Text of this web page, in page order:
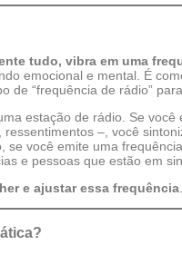
tudo, vibra em uma
emocional e mental. É
de “frequência de rádio”
estação de rádio. Se você
–, você
você emite uma
e pessoas que estão em
e ajustar essa frequência